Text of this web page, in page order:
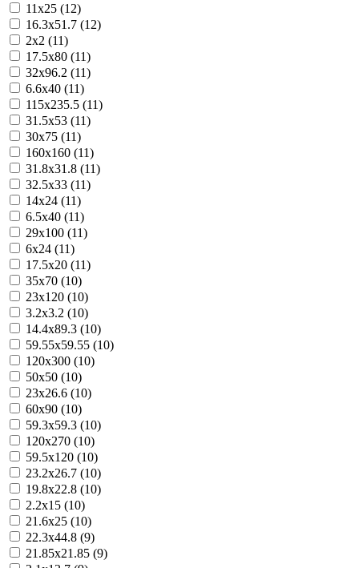
11x25 (12)
16.3x51.7 (12)
2x2 (11)
17.5x80 (11)
32x96.2 (11)
6.6x40 (11)
115x235.5 (11)
31.5x53 (11)
30x75 (11)
160x160 (11)
31.8x31.8 (11)
32.5x33 (11)
14x24 (11)
6.5x40 (11)
29x100 (11)
6x24 (11)
17.5x20 (11)
35x70 (10)
23x120 (10)
3.2x3.2 (10)
14.4x89.3 (10)
59.55x59.55 (10)
120x300 (10)
50x50 (10)
23x26.6 (10)
60x90 (10)
59.3x59.3 (10)
120x270 (10)
59.5x120 (10)
23.2x26.7 (10)
19.8x22.8 (10)
2.2x15 (10)
21.6x25 (10)
22.3x44.8 (9)
21.85x21.85 (9)